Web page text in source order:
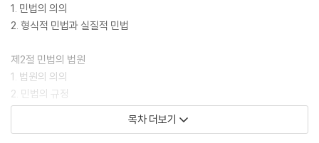
1. 민법의 의의
2. 형식적 민법과 실질적 민법
제2절 민법의 법원
1. 법원의 의의
2. 민법의 규정
3. 민법의 법원의 종류
목차 더보기